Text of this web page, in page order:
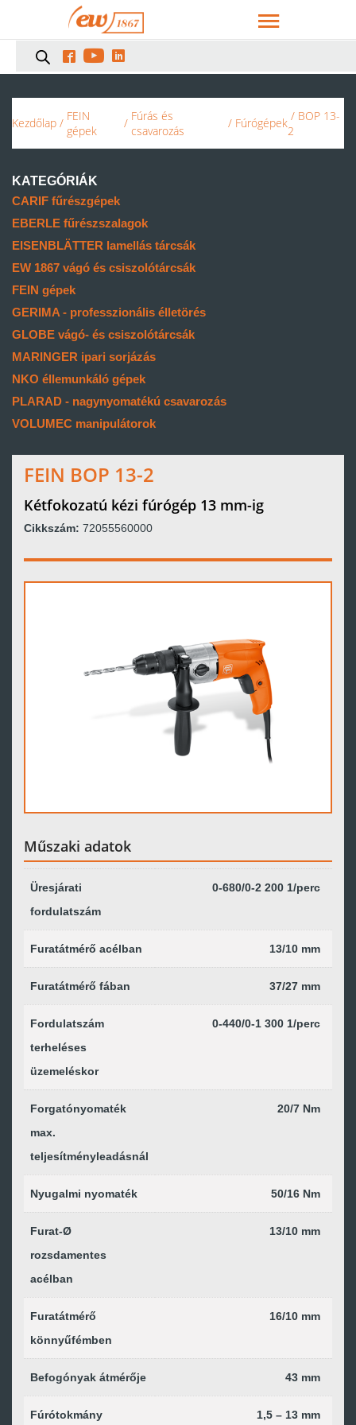
  
Kezdőlap / FEIN
gépek
/ Fúrás és
csavarozás
/ Fúrógépek / BOP 13-
2
KATEGÓRIÁK
CARIF fűrészgépek
EBERLE fűrészszalagok
EISENBLÄTTER lamellás tárcsák
EW 1867 vágó és csiszolótárcsák
FEIN gépek
GERIMA - professzionális élletörés
GLOBE vágó- és csiszolótárcsák
MARINGER ipari sorjázás
NKO éllemunkáló gépek
PLARAD - nagynyomatékú csavarozás
VOLUMEC manipulátorok
FEIN BOP 13-2
Kétfokozatú kézi fúrógép 13 mm-ig
Cikkszám: 72055560000
Műszaki adatok
Üresjárati
fordulatszám
0-680/0-2 200 1/perc
Furatátmérő acélban 13/10 mm
Furatátmérő fában 37/27 mm
Fordulatszám
terheléses
üzemeléskor
0-440/0-1 300 1/perc
Forgatónyomaték
max.
teljesítményleadásnál
20/7 Nm
Nyugalmi nyomaték 50/16 Nm
Furat-Ø
rozsdamentes
acélban
13/10 mm
Furatátmérő
könnyűfémben
16/10 mm
Befogónyak átmérője 43 mm
Fúrótokmány 1,5 – 13 mm